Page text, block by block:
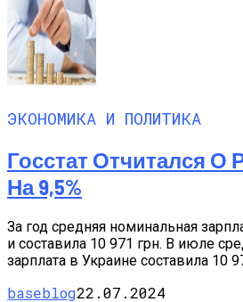
ЭКОНОМИКА И ПОЛИТИКА
Госстат Отчитался О
На 9,5%
За год средняя номинальная
и составила 10 971 грн. В июле
зарплата в Украине составила 10
baseblog22.07.2024